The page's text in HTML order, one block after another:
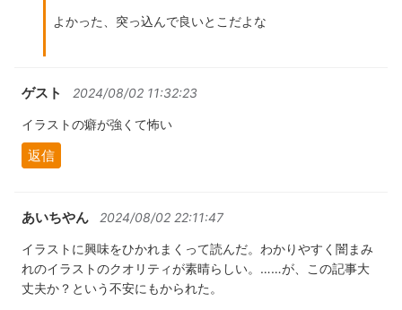
よかった、突っ込んで良いとこだよな
ゲスト 2024/08/02 11:32:23
イラストの癖が強くて怖い
返信
あいちやん 2024/08/02 22:11:47
イラストに興味をひかれまくって読んだ。わかりやすく闇まみ
れのイラストのクオリティが素晴らしい。……が、この記事大
丈夫か？という不安にもかられた。